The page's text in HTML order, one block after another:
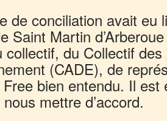
de conciliation avait eu
Saint Martin
collectif, du Collectif
(CADE), de
bien entendu. Il est
mettre d’accord.